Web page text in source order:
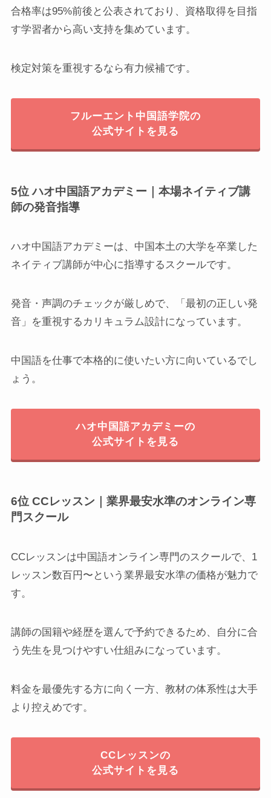
合格率は95%前後と公表されており、資格取得を目指
す学習者から高い支持を集めています。
検定対策を重視するなら有力候補です。
フルーエント中国語学院の
公式サイトを見る
5位 ハオ中国語アカデミー｜本場ネイティブ講
師の発音指導
ハオ中国語アカデミーは、中国本土の大学を卒業した
ネイティブ講師が中心に指導するスクールです。
発音・声調のチェックが厳しめで、「最初の正しい発
音」を重視するカリキュラム設計になっています。
中国語を仕事で本格的に使いたい方に向いているでし
ょう。
ハオ中国語アカデミーの
公式サイトを見る
6位 CCレッスン｜業界最安水準のオンライン専
門スクール
CCレッスンは中国語オンライン専門のスクールで、1
レッスン数百円〜という業界最安水準の価格が魅力で
す。
講師の国籍や経歴を選んで予約できるため、自分に合
う先生を見つけやすい仕組みになっています。
料金を最優先する方に向く一方、教材の体系性は大手
より控えめです。
CCレッスンの
公式サイトを見る